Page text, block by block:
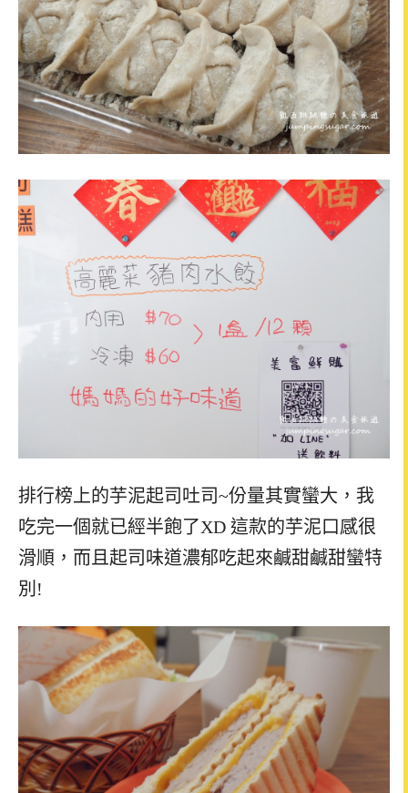
排行榜上的芋泥起司吐司~份量其實蠻大，我
吃完一個就已經半飽了XD 這款的芋泥口感很
滑順，而且起司味道濃郁吃起來鹹甜鹹甜蠻特
別!